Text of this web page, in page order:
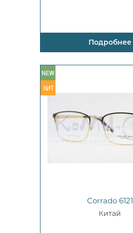
Подробнее
Corrado 6121
Китай